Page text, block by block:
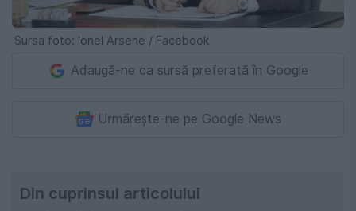
Sursa foto: Ionel Arsene / Facebook
Adaugă-ne ca sursă preferată în Google
Urmărește-ne pe Google News
Din cuprinsul articolului